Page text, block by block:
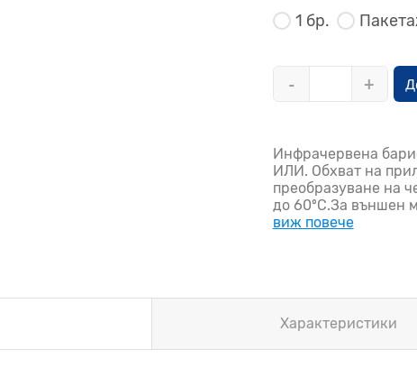
1 бр.
- +
Инфрачервена
ИЛИ. Обхват на
преобразуване на
до 60ºC.За външен
виж повече
Характеристики